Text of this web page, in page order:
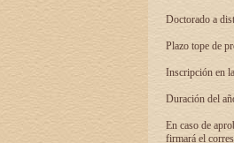
Doctorado a
Plazo tope de
Inscripción en
Duración del
En caso de
firmará el